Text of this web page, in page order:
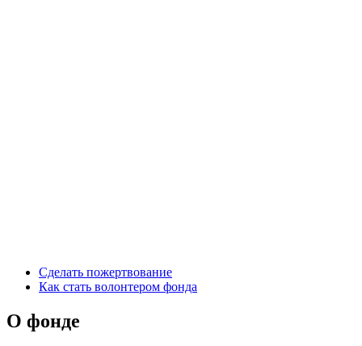
Сделать пожертвование
Как стать волонтером фонда
О фонде